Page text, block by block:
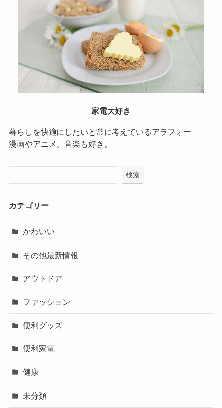
家電大好き
暮らしを快適にしたいと常に考えているアラフォー
漫画やアニメ、音楽も好き。
検索
カテゴリー
かわいい
その他最新情報
アウトドア
ファッション
便利グッズ
便利家電
健康
未分類